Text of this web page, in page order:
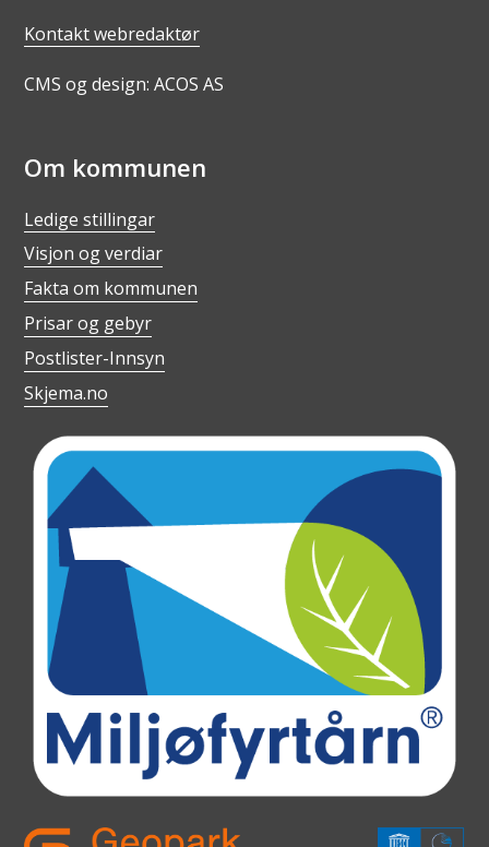
Kontakt webredaktør
CMS og design: ACOS AS
Om kommunen
Ledige stillingar
Visjon og verdiar
Fakta om kommunen
Prisar og gebyr
Postlister-Innsyn
Skjema.no